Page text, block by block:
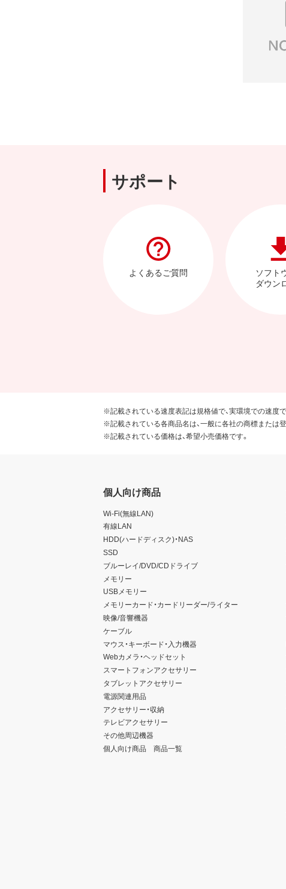
サポート
よくあるご質問
ソフト
ダウン
※記載されている速度表記は規格値で、実環境での速度
※記載されている各商品名は、一般に各社の商標または
※記載されている価格は、希望小売価格です。
個人向け商品
Wi-Fi(無線LAN)
有線LAN
HDD(ハードディスク)・NAS
SSD
ブルーレイ/DVD/CDドライブ
メモリー
USBメモリー
メモリーカード・カードリーダー/ライター
映像/音響機器
ケーブル
マウス・キーボード・入力機器
Webカメラ・ヘッドセット
スマートフォンアクセサリー
タブレットアクセサリー
電源関連用品
アクセサリー・収納
テレビアクセサリー
その他周辺機器
個人向け商品 商品一覧